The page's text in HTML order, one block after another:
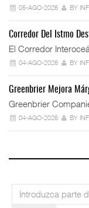
05-AGO-2026 BY
Corredor Del Istmo
El Corredor
04-AGO-2026 BY
Greenbrier Mejora
Greenbrier
04-AGO-2026 BY
Introduzca
parte